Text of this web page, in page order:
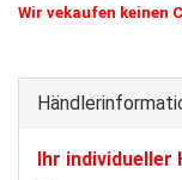
Wir vekaufen keinen
Ihr individueller